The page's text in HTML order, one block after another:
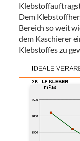
Dem
Bereich so weit
dem Kaschierer
Klebstoffes zu